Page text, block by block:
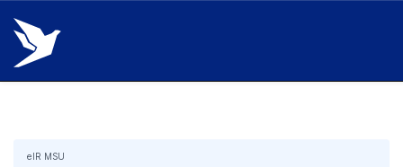
Skip
navigation
eIR MSU